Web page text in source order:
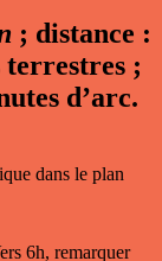
; distance :
terrestres ;
d’arc.
dans le plan
6h, remarquer